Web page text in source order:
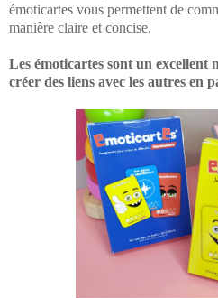
émoticartes vous permettent de
manière claire et concise.
Les émoticartes sont un excellent
créer des liens avec les autres en